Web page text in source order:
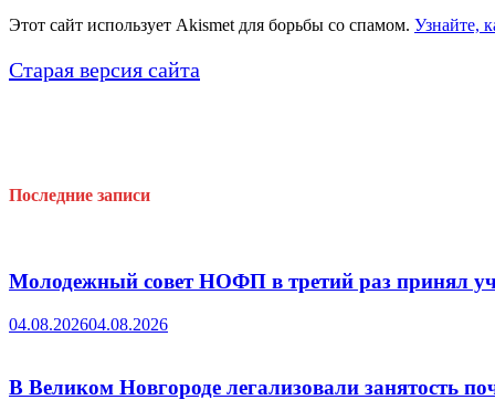
Этот сайт использует Akismet для борьбы со спамом. Узнайте,
Старая версия сайта
Последние записи
Молодежный совет НОФП в третий раз принял
04.08.202604.08.2026
В Великом Новгороде легализовали занятость